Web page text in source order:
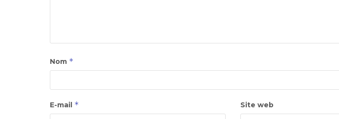
Nom *
E-mail * Site web